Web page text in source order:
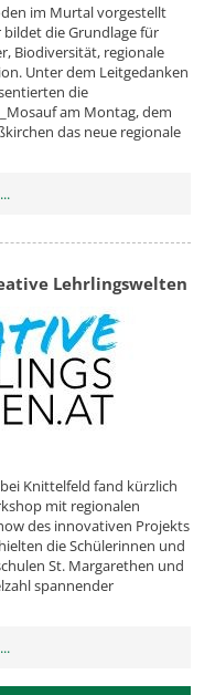
im Murtal vorgestellt
bildet die Grundlage für
Biodiversität, regionale
Unter dem Leitgedanken
die
am Montag, dem
das neue regionale
Lehrlingswelten
Knittelfeld fand kürzlich
mit regionalen
des innovativen Projekts
die Schülerinnen und
St. Margarethen und
spannender